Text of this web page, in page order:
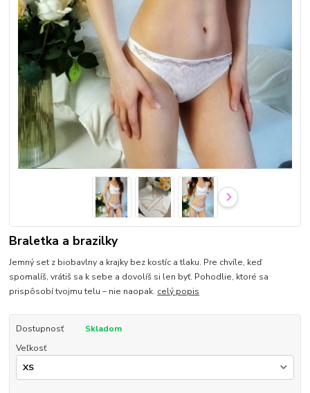
Braletka a brazilky
Jemný set z biobavlny a krajky bez kostíc a tlaku. Pre chvíle, keď
spomalíš, vrátiš sa k sebe a dovolíš si len byť. Pohodlie, ktoré sa
prispôsobí tvojmu telu – nie naopak. celý popis
Dostupnosť
Skladom
Veľkosť